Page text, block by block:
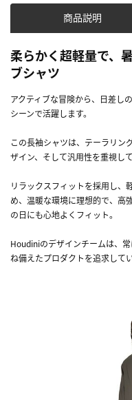
商品説明
柔らかく超軽量で、
ブシャツ
アクティブな冒険から、日差し
シーンで活躍します。
この長袖シャツは、テーラリン
ザイン、そして汎用性を重視し
リラックスフィットを採用し、
め、温暖な環境に理想的で、高
の日にも心地よくフィット。
Houdiniのデザインチームは、
ね備えたプロダクトを追求してい